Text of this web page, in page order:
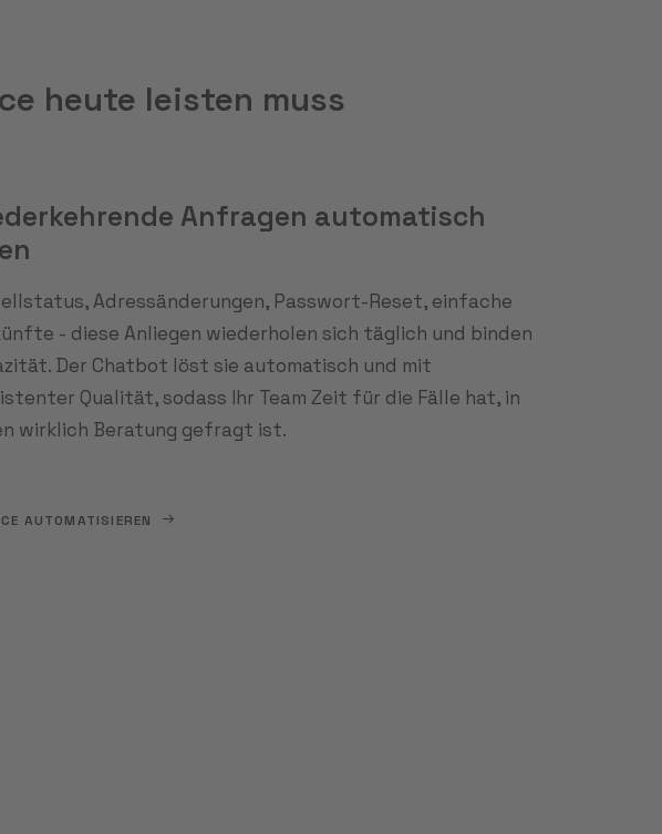
heute leisten muss
Anfragen automatisch
Adressänderungen, Passwort-Reset, einfache
- diese Anliegen wiederholen sich täglich und binden
Der Chatbot löst sie automatisch und mit
Qualität, sodass Ihr Team Zeit für die Fälle hat, in
wirklich Beratung gefragt ist.
AUTOMATISIEREN